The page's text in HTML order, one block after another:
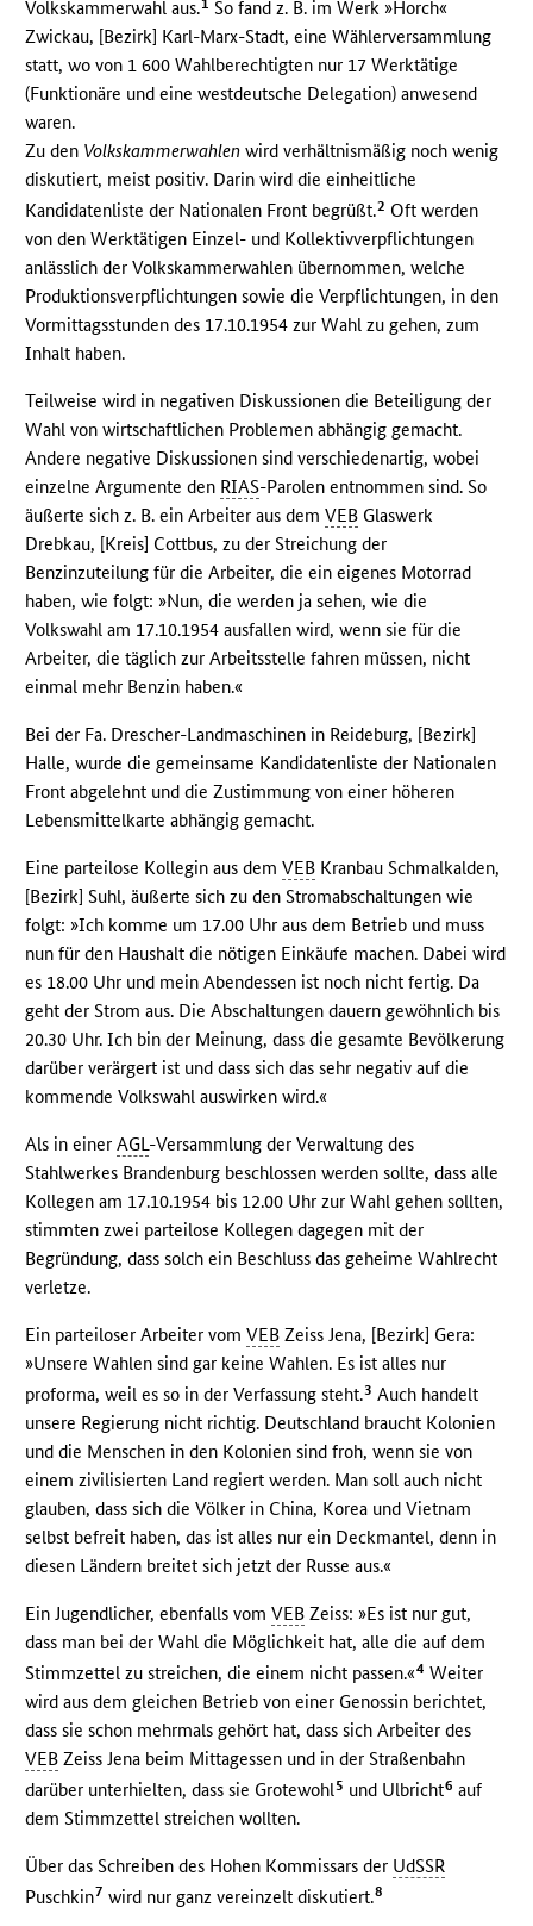
Volkskammerwahl aus.
So fand z. B. im Werk »Horch«
Zwickau, [Bezirk] Karl-Marx-Stadt, eine Wählerversammlung
statt, wo von 1 600 Wahlberechtigten nur 17 Werktätige
(Funktionäre und eine westdeutsche Delegation) anwesend
waren.
Zu den Volkskammerwahlen wird verhältnismäßig noch wenig
diskutiert, meist positiv. Darin wird die einheitliche
Kandidatenliste der Nationalen Front begrüßt.2 Oft werden
von den Werktätigen Einzel- und Kollektivverpflichtungen
anlässlich der Volkskammerwahlen übernommen, welche
Produktionsverpflichtungen sowie die Verpflichtungen, in den
Vormittagsstunden des 17.10.1954 zur Wahl zu gehen, zum
Inhalt haben.
Teilweise wird in negativen Diskussionen die Beteiligung der
Wahl von wirtschaftlichen Problemen abhängig gemacht.
Andere negative Diskussionen sind verschiedenartig, wobei
einzelne Argumente den RIAS-Parolen entnommen sind. So
äußerte sich z. B. ein Arbeiter aus demVEB Glaswerk
Drebkau, [Kreis] Cottbus, zu der Streichung der
Benzinzuteilung für die Arbeiter, die ein eigenes Motorrad
haben, wie folgt: »Nun, die werden ja sehen, wie die
Volkswahl am 17.10.1954 ausfallen wird, wenn sie für die
Arbeiter, die täglich zur Arbeitsstelle fahren müssen, nicht
einmal mehr Benzin haben.«
Bei der Fa. Drescher-Landmaschinen in Reideburg, [Bezirk]
Halle, wurde die gemeinsame Kandidatenliste der Nationalen
Front abgelehnt und die Zustimmung von einer höheren
Lebensmittelkarte abhängig gemacht.
Eine parteilose Kollegin aus demVEB Kranbau Schmalkalden,
[Bezirk] Suhl, äußerte sich zu den Stromabschaltungen wie
folgt: »Ich komme um 17.00 Uhr aus dem Betrieb und muss
nun für den Haushalt die nötigen Einkäufe machen. Dabei wird
es 18.00 Uhr und mein Abendessen ist noch nicht fertig. Da
geht der Strom aus. Die Abschaltungen dauern gewöhnlich bis
20.30 Uhr. Ich bin der Meinung, dass die gesamte Bevölkerung
darüber verärgert ist und dass sich das sehr negativ auf die
kommende Volkswahl auswirken wird.«
Als in einerAGL-Versammlung der Verwaltung des
Stahlwerkes Brandenburg beschlossen werden sollte, dass alle
Kollegen am 17.10.1954 bis 12.00 Uhr zur Wahl gehen sollten,
stimmten zwei parteilose Kollegen dagegen mit der
Begründung, dass solch ein Beschluss das geheime Wahlrecht
verletze.
Ein parteiloser Arbeiter vomVEB Zeiss Jena, [Bezirk] Gera:
»Unsere Wahlen sind gar keine Wahlen. Es ist alles nur
proforma, weil es so in der Verfassung steht.3 Auch handelt
unsere Regierung nicht richtig. Deutschland braucht Kolonien
und die Menschen in den Kolonien sind froh, wenn sie von
einem zivilisierten Land regiert werden. Man soll auch nicht
glauben, dass sich die Völker in China, Korea und Vietnam
selbst befreit haben, das ist alles nur ein Deckmantel, denn in
diesen Ländern breitet sich jetzt der Russe aus.«
Ein Jugendlicher, ebenfalls vomVEB Zeiss: »Es ist nur gut,
dass man bei der Wahl die Möglichkeit hat, alle die auf dem
Stimmzettel zu streichen, die einem nicht passen.«4 Weiter
wird aus dem gleichen Betrieb von einer Genossin berichtet,
dass sie schon mehrmals gehört hat, dass sich Arbeiter des
VEB Zeiss Jena beim Mittagessen und in der Straßenbahn
darüber unterhielten, dass sie Grotewohl 5 und Ulbricht6 auf
dem Stimmzettel streichen wollten.
Über das Schreiben des Hohen Kommissars der UdSSR
Puschkin7 wird nur ganz vereinzelt diskutiert.8